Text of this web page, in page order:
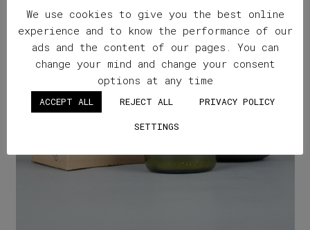
We use cookies to give you the best online
experience and to know the performance of our
ads and the content of our pages. You can
change your mind and change your consent
options at any time
ACCEPT ALL REJECT ALL
PRIVACY POLICY
SETTINGS